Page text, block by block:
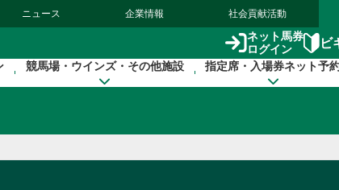
ニュース 企業情報 社会貢献活動
ネット馬券
ログイン
ビ
競馬場・ウインズ・その他施設 指定席・入場券ネット予